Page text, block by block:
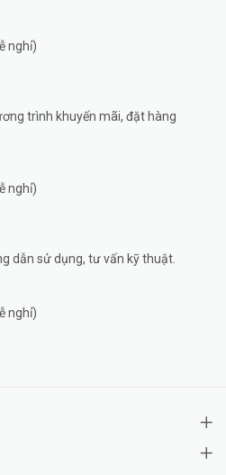
nghỉ)
trình khuyến mãi, đặt hàng
nghỉ)
dẫn sử dụng, tư vấn kỹ thuật.
nghỉ)